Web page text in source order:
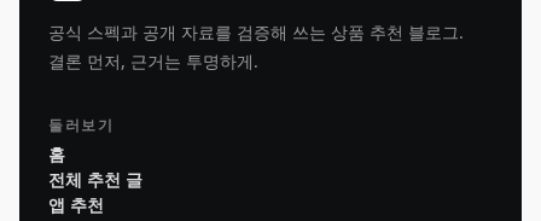
공식 스펙과 공개 자료를 검증해 쓰는 상품 추천 블로그.
결론 먼저, 근거는 투명하게.
둘러보기
홈
전체 추천 글
앱 추천